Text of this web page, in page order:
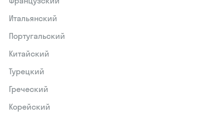
Итальянский
Португальский
Китайский
Турецкий
Греческий
Корейский